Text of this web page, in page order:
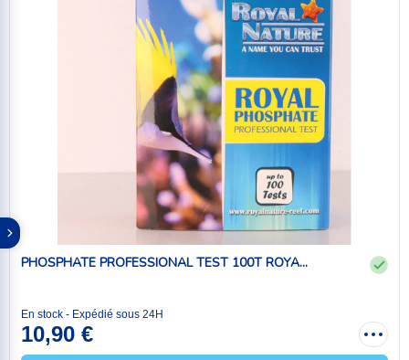
PHOSPHATE PROFESSIONAL TEST 100T ROYA...
En stock - Expédié sous 24H
10,90 €